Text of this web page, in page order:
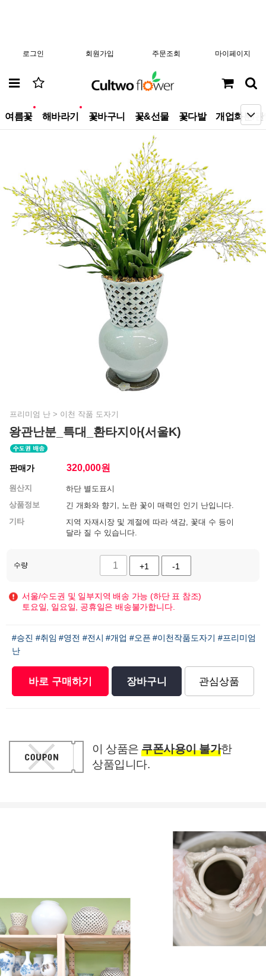
로그인 회원가입 주문조회 마이페이지
여름꽃 해바라기 꽃바구니 꽃&선물 꽃다발 개업화분/
프리미엄 난 > 이천 작품 도자기
왕관난분_특대_환타지아(서울K)
판매가 320,000원
원산지
하단 별도표시
상품정보
긴 개화와 향기, 노란 꽃이 매력인 인기 난입니다.
기타
지역 자재시장 및 계절에 따라 색감, 꽃대 수 등이
달라 질 수 있습니다.
수량 +1 -1
서울/수도권 및 일부지역 배송 가능 (하단 표 참조)
토요일, 일요일, 공휴일은 배송불가합니다.
#승진 #취임 #영전 #전시 #개업 #오픈 #이천작품도자기 #프리미엄
난
바로 구매하기 장바구니 관심상품
이 상품은 쿠폰사용이 불가한
상품입니다.